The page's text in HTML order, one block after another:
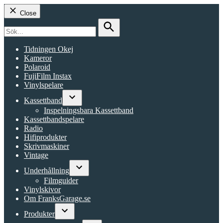
Close
for:
Search
Tidningen Okej
Kameror
Polaroid
FujiFilm Instax
Vinylspelare
Kassettband
Open
dropdown
menu
Inspelningsbara Kassettband
Kassettbandspelare
Radio
Hifiprodukter
Skrivmaskiner
Vintage
Underhållning
Open
Filmguider
Vinylskivor
Om FranksGarage.se
Produkter
Open